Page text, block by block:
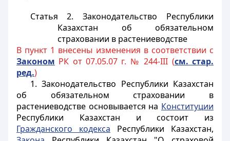
Статья 2. Законодательство Республики
Казахстан об обязательном
страховании в растениеводстве
В пункт 1 внесены изменения в соответствии с
Законом РК от 07.05.07 г. № 244-III (см. стар.
ред.)
1. Законодательство Республики Казахстан
об обязательном страховании в
растениеводстве основывается на Конституции
Республики Казахстан и состоит из
Гражданского кодекса Республики Казахстан,